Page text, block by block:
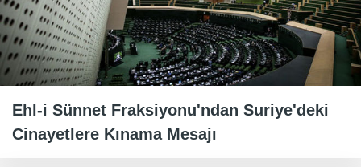
Ehl-i Sünnet Fraksiyonu'ndan Suriye'deki
Cinayetlere Kınama Mesajı